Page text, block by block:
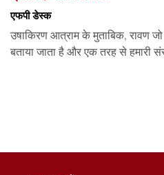
एफपी डेस्‍क
उषाकिरण आत्राम के मुताबिक, रावण
बताया जाता है और एक तरह से हमारी